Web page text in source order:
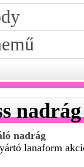
nadrág
nadrág
lanaform